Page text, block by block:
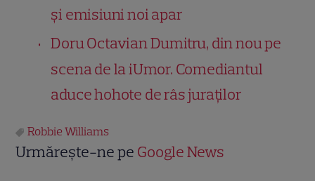
și emisiuni noi apar
Doru Octavian Dumitru, din nou pe
scena de la iUmor. Comediantul
aduce hohote de râs juraților
Robbie Williams
Urmărește-ne pe Google News